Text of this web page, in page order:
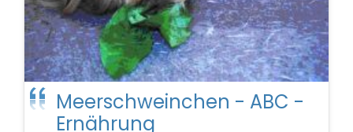
Meerschweinchen - ABC -
Ernährung